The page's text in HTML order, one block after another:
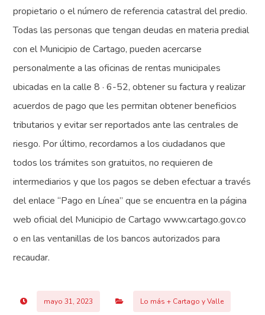
propietario o el número de referencia catastral del predio.
Todas las personas que tengan deudas en materia predial
con el Municipio de Cartago, pueden acercarse
personalmente a las oficinas de rentas municipales
ubicadas en la calle 8 · 6-52, obtener su factura y realizar
acuerdos de pago que les permitan obtener beneficios
tributarios y evitar ser reportados ante las centrales de
riesgo. Por último, recordamos a los ciudadanos que
todos los trámites son gratuitos, no requieren de
intermediarios y que los pagos se deben efectuar a través
del enlace “Pago en Línea” que se encuentra en la página
web oficial del Municipio de Cartago www.cartago.gov.co
o en las ventanillas de los bancos autorizados para
recaudar.
mayo 31, 2023 Lo más + Cartago y Valle